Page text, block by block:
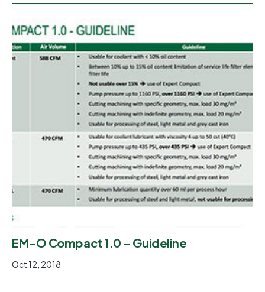
EM-O Compact 1.0 - Guideline
Oct 12, 2018